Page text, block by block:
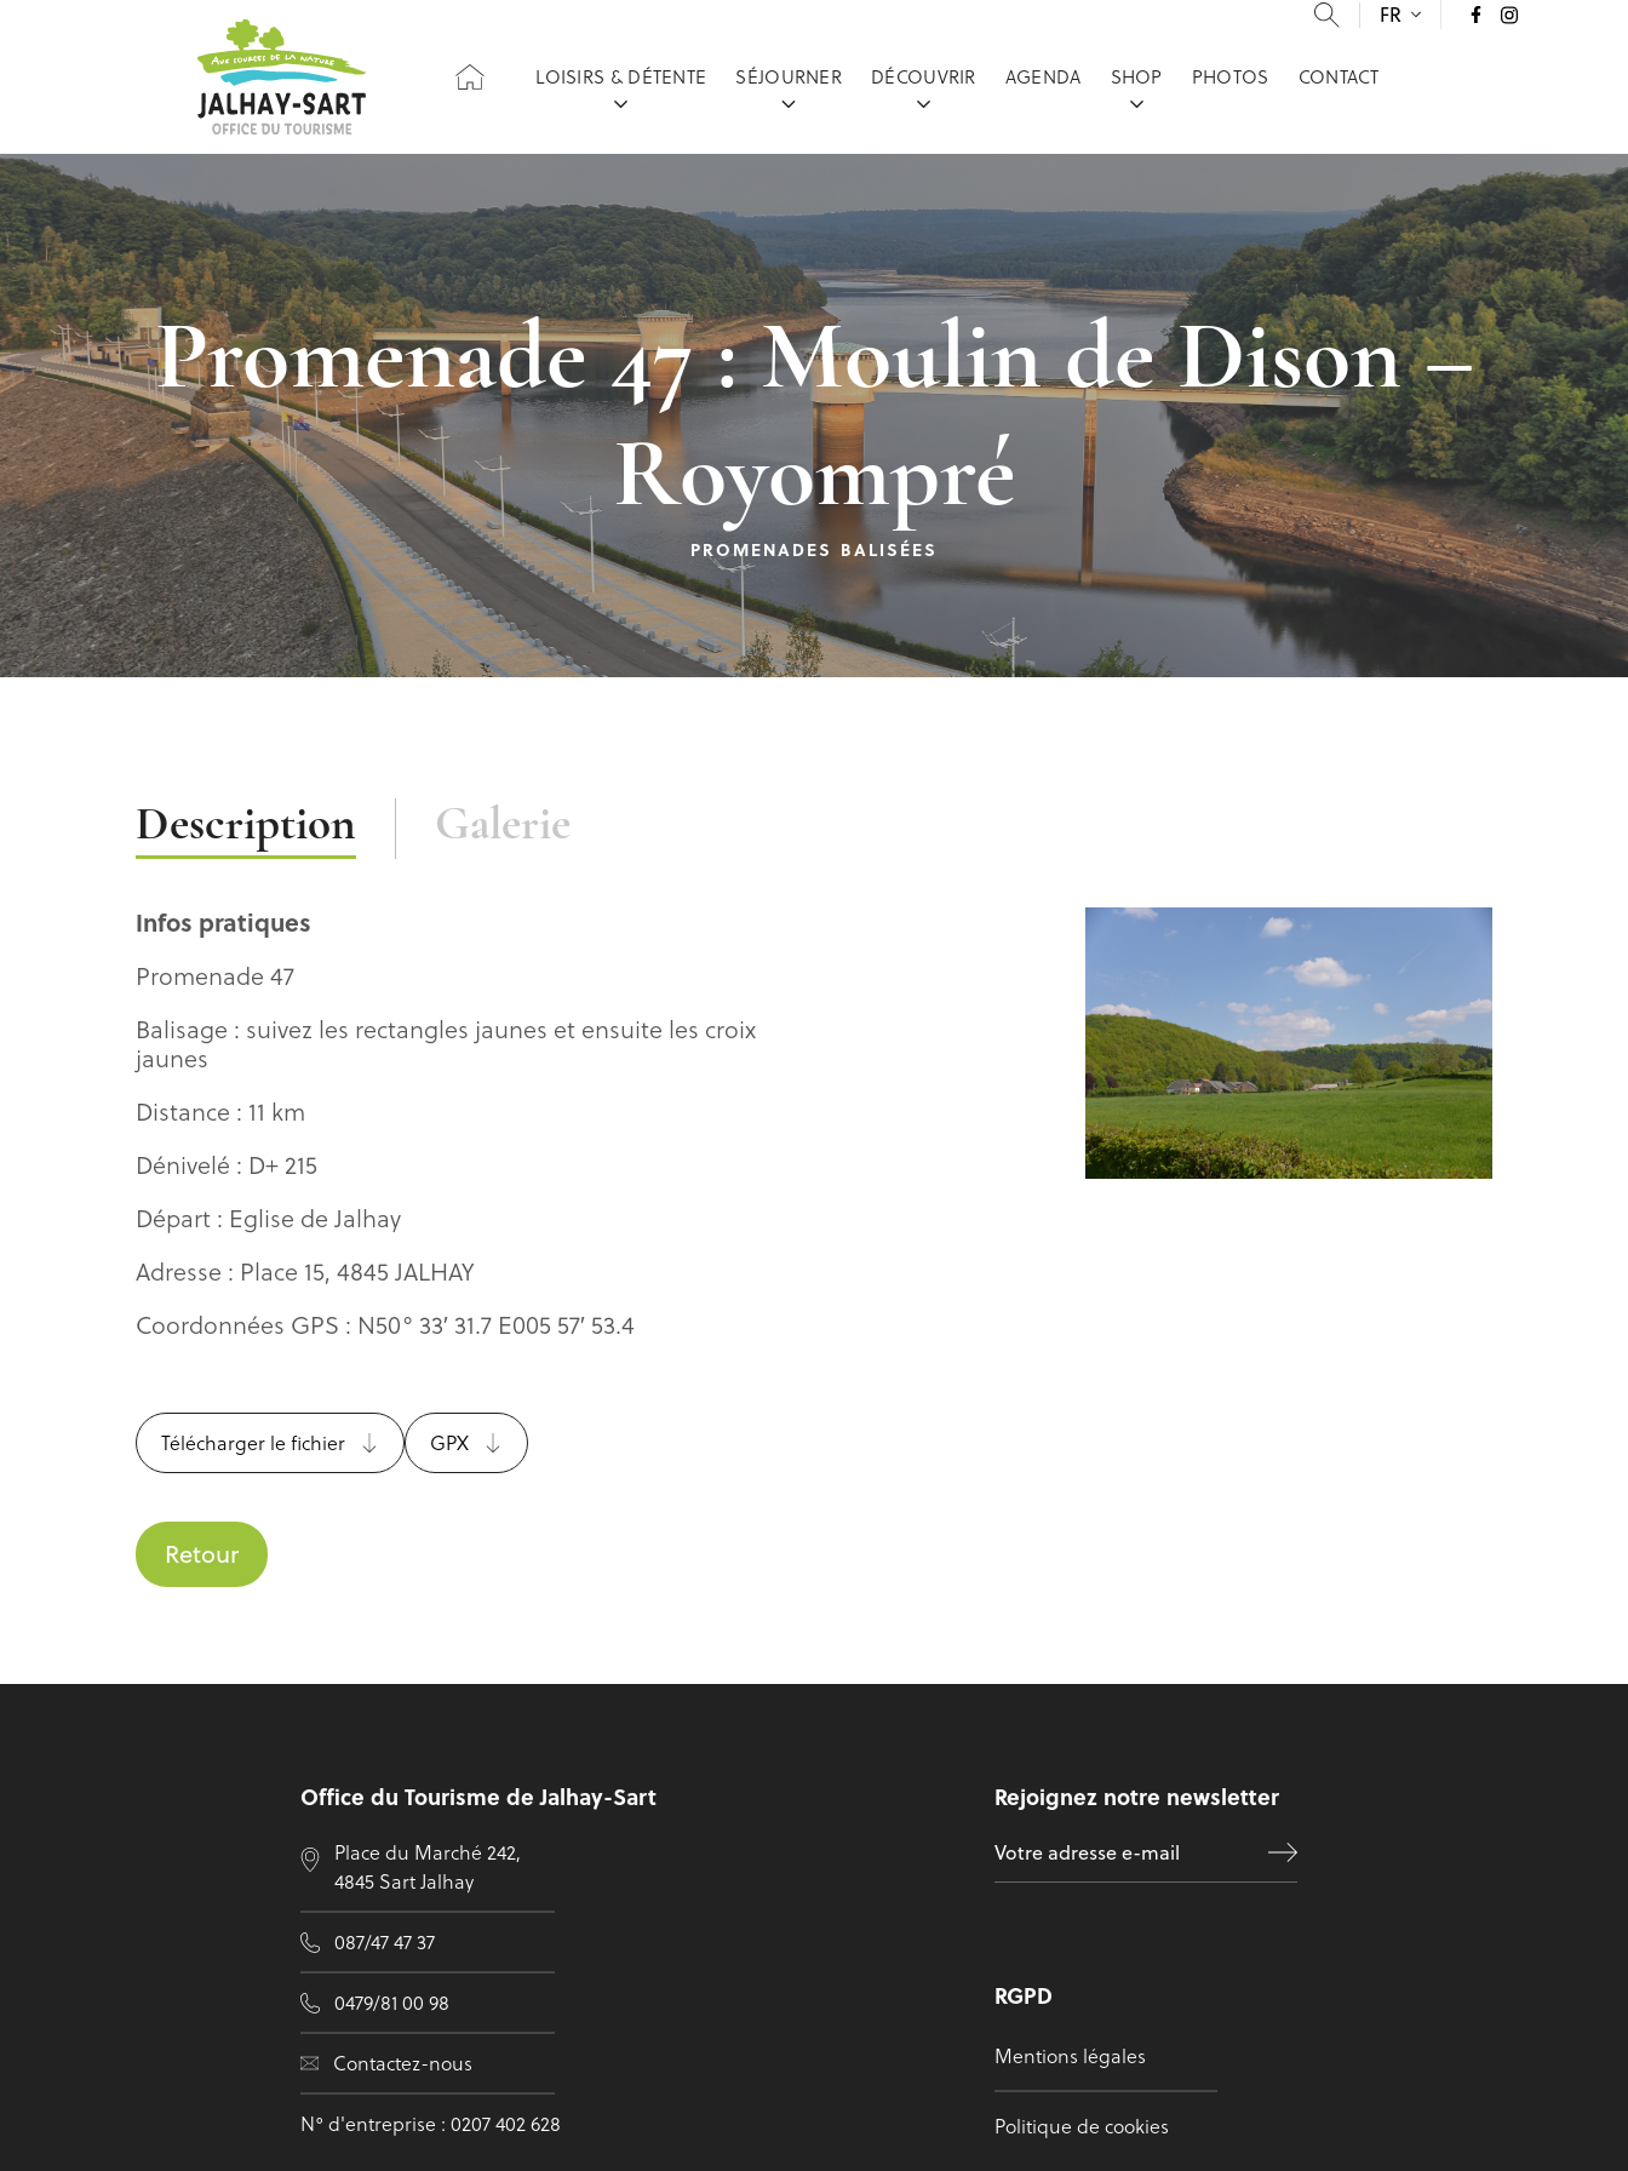
LOISIRS & DÉTENTE SÉJOURNER DÉCOUVRIR AGENDA SHOP PHOTOS CONTACT
FR
Promenade 47 : Moulin de Dison –
Royompré
PROMENADES BALISÉES
Description
Description Galerie
Infos pratiques
Promenade 47
Balisage : suivez les rectangles jaunes et ensuite les croix
jaunes
Distance : 11 km
Dénivelé : D+ 215
Départ : Eglise de Jalhay
Adresse : Place 15, 4845 JALHAY
Coordonnées GPS : N50° 33′ 31.7 E005 57′ 53.4
Télécharger le fichier GPX
Retour
Office du Tourisme de Jalhay-Sart
Place du Marché 242,
4845 Sart Jalhay
087/47 47 37
0479/81 00 98
Contactez-nous
N° d'entreprise : 0207 402 628
Rejoignez notre newsletter
RGPD
Mentions légales
Politique de cookies